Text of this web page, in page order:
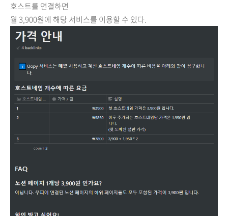
호스트를 연결하면
월 3,900원에 해당 서비스를 이용할 수 있다.